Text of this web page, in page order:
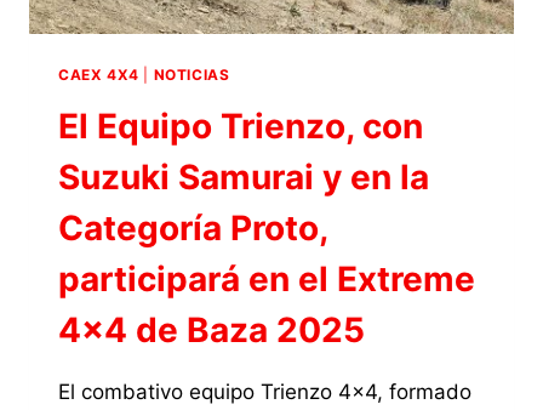
CAEX 4X4 NOTICIAS
El Equipo Trienzo, con
Suzuki Samurai y en la
Categoría Proto,
participará en el Extreme
4×4 de Baza 2025
El combativo equipo Trienzo 4×4, formado